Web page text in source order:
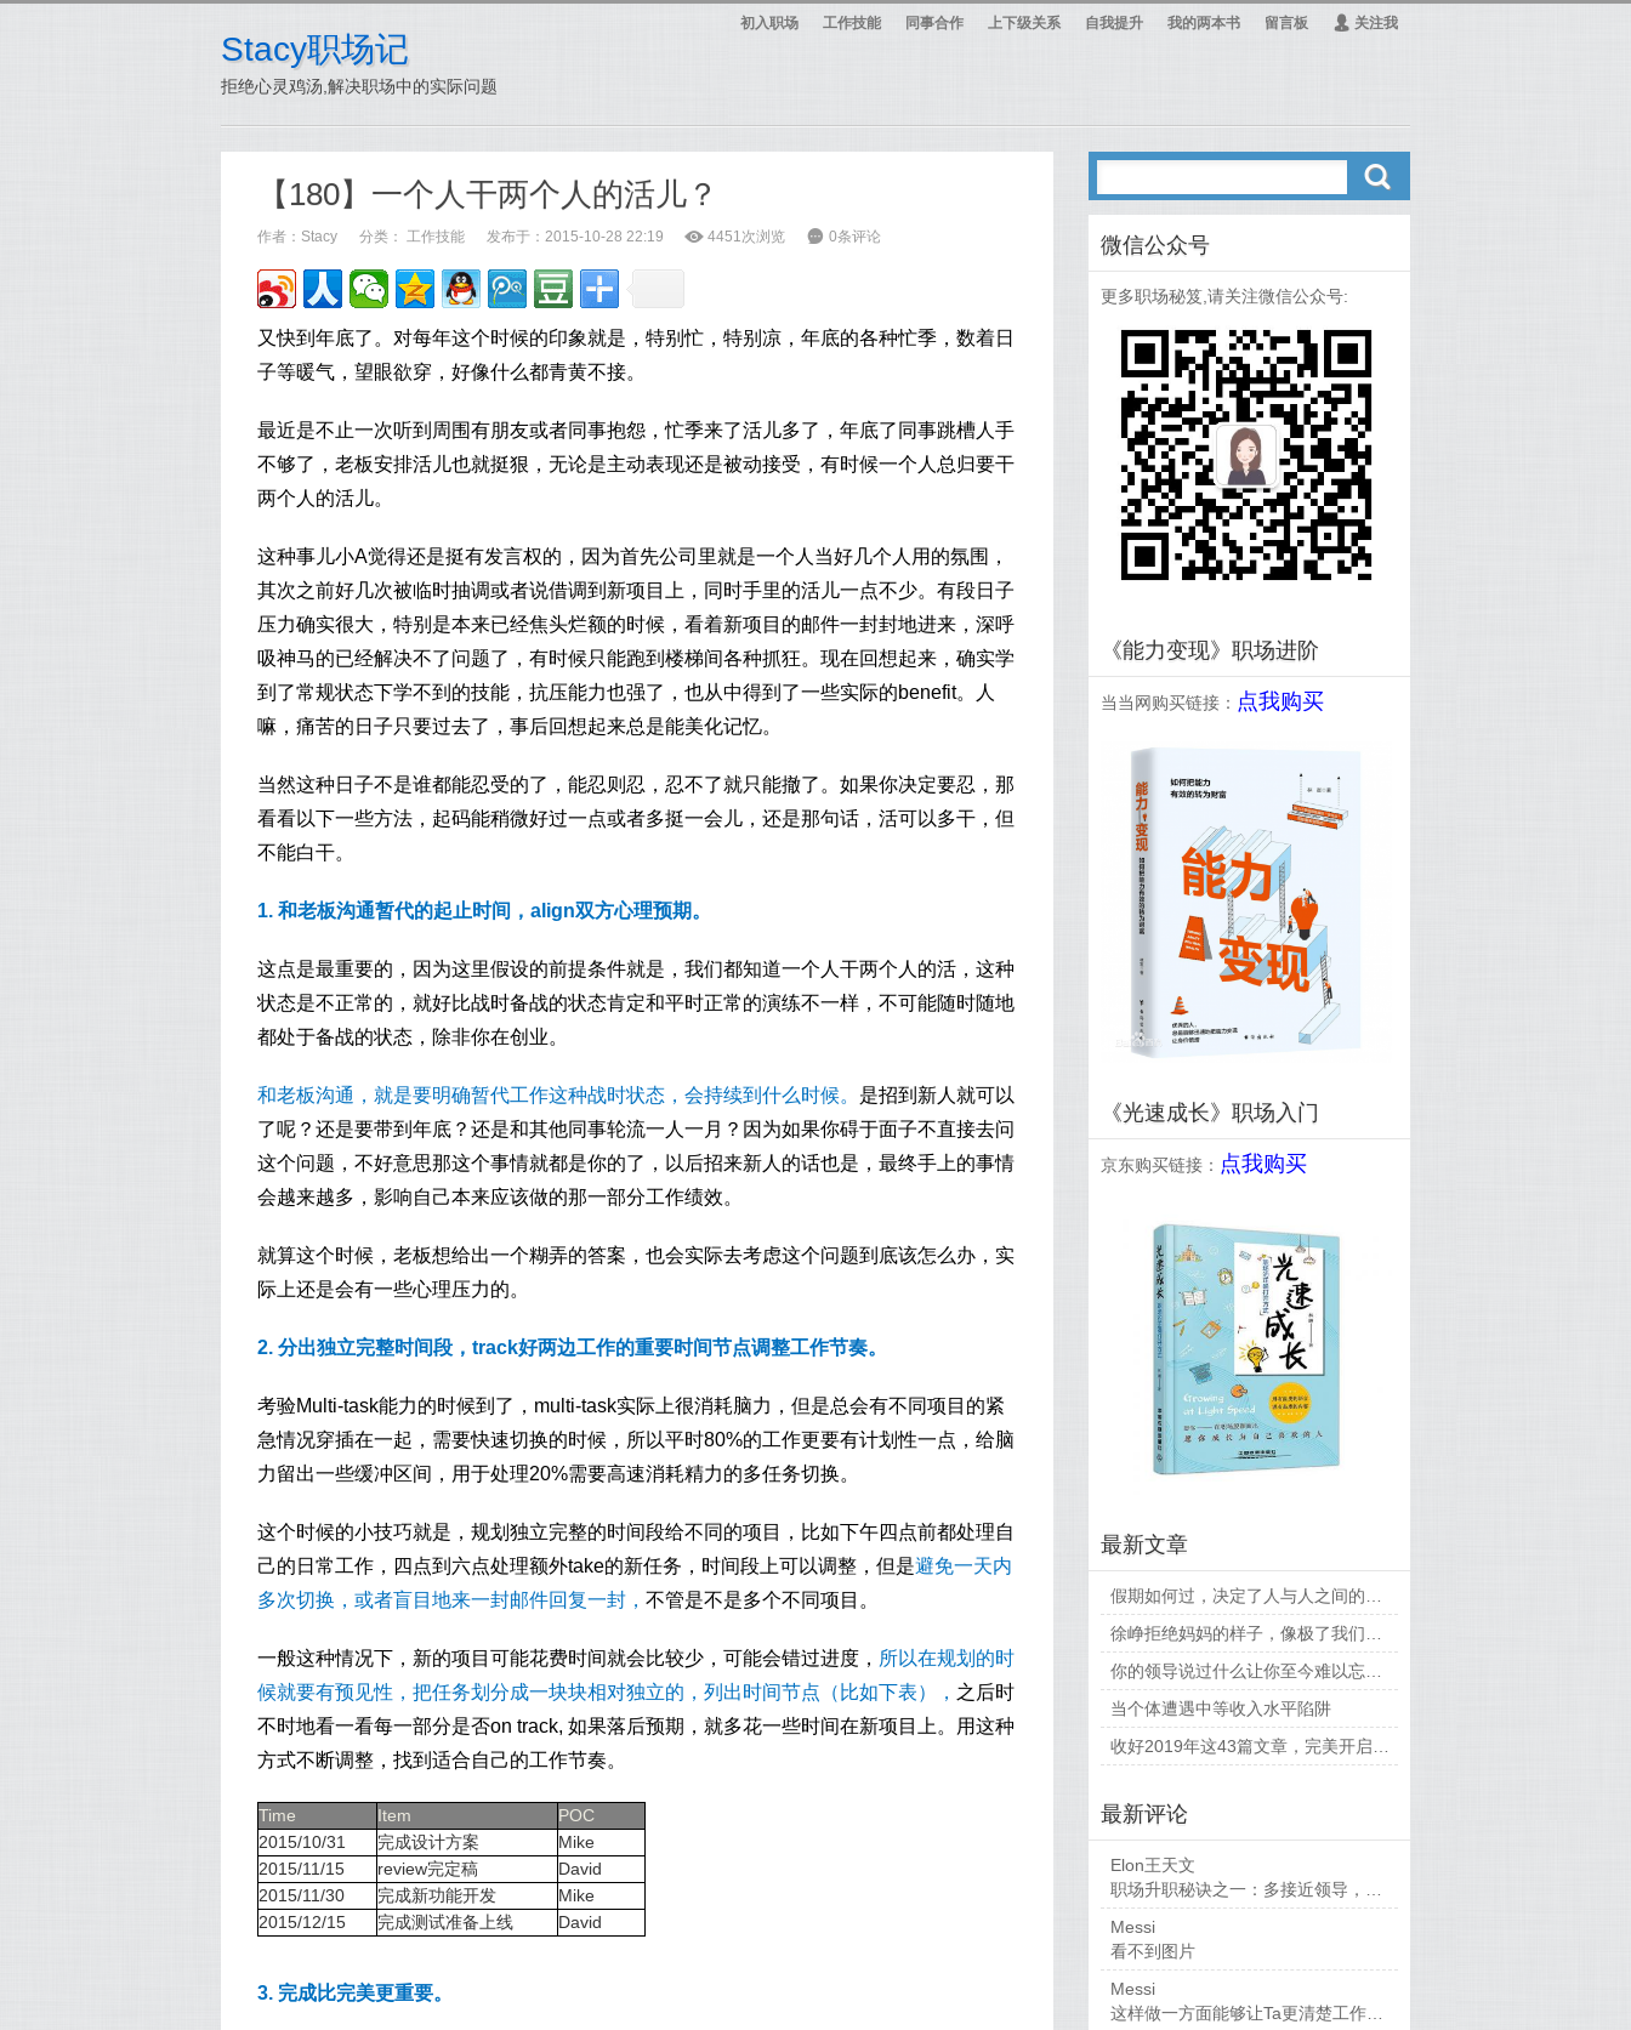
Stacy职场记
拒绝心灵鸡汤,解决职场中的实际问题
初入职场 工作技能 同事合作 上下级关系 自我提升 我的两本书 留言板 Ą 关注我
【180】一个人干两个人的活儿？
作者： Stacy 分类： 工作技能 发布于：2015-10-28 22:19 ė 4451次浏览 6 0条评论
又快到年底了。对每年这个时候的印象就是，特别忙，特别凉，年底的各种忙季，数着日
子等暖气，望眼欲穿，好像什么都青黄不接。
最近是不止一次听到周围有朋友或者同事抱怨，忙季来了活儿多了，年底了同事跳槽人手
不够了，老板安排活儿也就挺狠，无论是主动表现还是被动接受，有时候一个人总归要干
两个人的活儿。
这种事儿小A觉得还是挺有发言权的，因为首先公司里就是一个人当好几个人用的氛围，
其次之前好几次被临时抽调或者说借调到新项目上，同时手里的活儿一点不少。有段日子
压力确实很大，特别是本来已经焦头烂额的时候，看着新项目的邮件一封封地进来，深呼
吸神马的已经解决不了问题了，有时候只能跑到楼梯间各种抓狂。现在回想起来，确实学
到了常规状态下学不到的技能，抗压能力也强了，也从中得到了一些实际的benefit。人
嘛，痛苦的日子只要过去了，事后回想起来总是能美化记忆。
当然这种日子不是谁都能忍受的了，能忍则忍，忍不了就只能撤了。如果你决定要忍，那
看看以下一些方法，起码能稍微好过一点或者多挺一会儿，还是那句话，活可以多干，但
不能白干。
1. 和老板沟通暂代的起止时间，align双方心理预期。
这点是最重要的，因为这里假设的前提条件就是，我们都知道一个人干两个人的活，这种
状态是不正常的，就好比战时备战的状态肯定和平时正常的演练不一样，不可能随时随地
都处于备战的状态，除非你在创业。
和老板沟通，就是要明确暂代工作这种战时状态，会持续到什么时候。 是招到新人就可以
了呢？还是要带到年底？还是和其他同事轮流一人一月？因为如果你碍于面子不直接去问
这个问题，不好意思那这个事情就都是你的了，以后招来新人的话也是，最终手上的事情
会越来越多，影响自己本来应该做的那一部分工作绩效。
就算这个时候，老板想给出一个糊弄的答案，也会实际去考虑这个问题到底该怎么办，实
际上还是会有一些心理压力的。
2. 分出独立完整时间段，track好两边工作的重要时间节点调整工作节奏。
考验Multi-task能力的时候到了，multi-task实际上很消耗脑力，但是总会有不同项目的紧
急情况穿插在一起，需要快速切换的时候，所以平时80%的工作更要有计划性一点，给脑
力留出一些缓冲区间，用于处理20%需要高速消耗精力的多任务切换。
这个时候的小技巧就是，规划独立完整的时间段给不同的项目，比如下午四点前都处理自
己的日常工作，四点到六点处理额外take的新任务，时间段上可以调整，但是避免一天内
多次切换，或者盲目地来一封邮件回复一封， 不管是不是多个不同项目。
一般这种情况下，新的项目可能花费时间就会比较少，可能会错过进度， 所以在规划的时
候就要有预见性，把任务划分成一块块相对独立的，列出时间节点（比如下表）， 之后时
不时地看一看每一部分是否on track, 如果落后预期，就多花一些时间在新项目上。用这种
方式不断调整，找到适合自己的工作节奏。
Time Item
POC
2015/10/31
完成设计方案
Mike
2015/11/15
review完定稿
David
2015/11/30
完成新功能开发
Mike
2015/12/15
完成测试准备上线 David
3. 完成比完美更重要。
ő
微信公众号
更多职场秘笈,请关注微信公众号:
《能力变现》职场进阶
当当网购买链接： 点我购买
《光速成长》职场入门
京东购买链接： 点我购买
最新文章
当个体遭遇中等收入水平陷阱
最新评论
Elon王天文
职场升职秘诀之一：多接近领导，当然，多做...
Messi
看不到图片
Messi
这样做一方面能够让Ta更清楚工作要求，也...